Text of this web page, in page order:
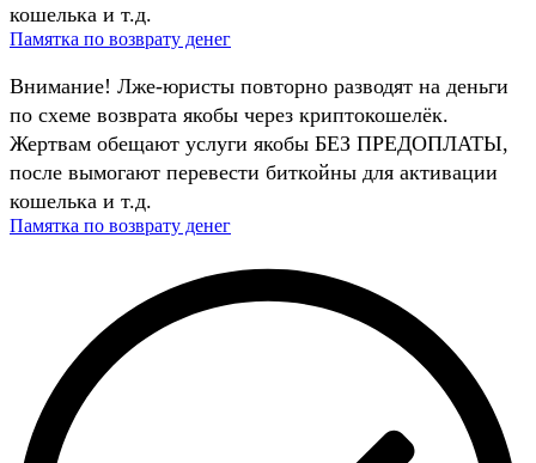
кошелька и т.д.
Памятка по возврату денег
Внимание! Лже-юристы повторно разводят на деньги
по схеме возврата якобы через криптокошелёк.
Жертвам обещают услуги якобы БЕЗ ПРЕДОПЛАТЫ,
после вымогают перевести биткойны для активации
кошелька и т.д.
Памятка по возврату денег